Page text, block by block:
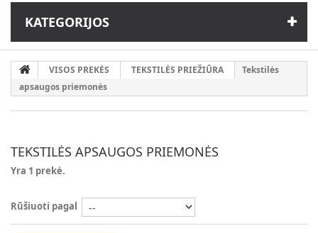
KATEGORIJOS
VISOS PREKĖS TEKSTILĖS PRIEŽIŪRA
Tekstilės
apsaugos priemonės
TEKSTILĖS APSAUGOS PRIEMONĖS
Yra 1 prekė.
Rūšiuoti pagal